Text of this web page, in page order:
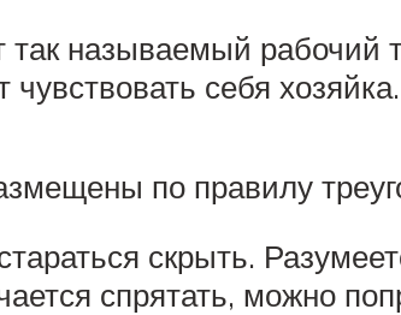
называемый рабочий
себя хозяйка.
по правилу
скрыть.
спрятать, можно